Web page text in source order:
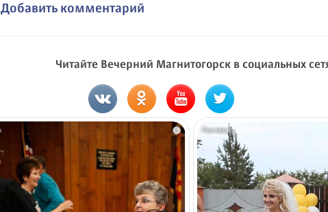
Добавить комментарий
Читайте Вечерний Магнитогорск в социальных
i